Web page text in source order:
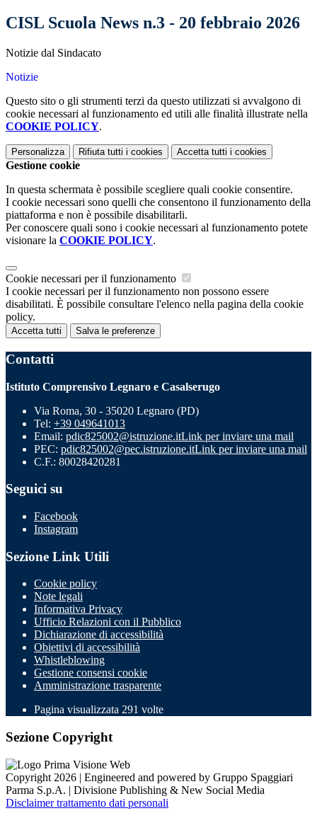
CISL Scuola News n.3 - 20 febbraio 2026
Notizie dal Sindacato
Notizie
Questo sito o gli strumenti terzi da questo utilizzati si avvalgono di
cookie necessari al funzionamento ed utili alle finalità illustrate nella
COOKIE POLICY.
Personalizza Rifiuta tutti i cookies Accetta tutti i cookies
Gestione cookie
In questa schermata è possibile scegliere quali cookie consentire.
I cookie necessari sono quelli che consentono il funzionamento della
piattaforma e non è possibile disabilitarli.
Per conoscere quali sono i cookie necessari al funzionamento potete
visionare la COOKIE POLICY.
Cookie necessari per il funzionamento
I cookie necessari per il funzionamento non possono essere
disabilitati. È possibile consultare l'elenco nella pagina della cookie
policy.
Accetta tutti Salva le preferenze
Contatti
Istituto Comprensivo Legnaro e Casalserugo
Via Roma, 30 - 35020 Legnaro (PD)
Tel: +39 049641013
Email: pdic825002@istruzione.itLink per inviare una mail
PEC: pdic825002@pec.istruzione.itLink per inviare una mail
C.F.: 80028420281
Seguici su
Facebook
Instagram
Sezione Link Utili
Cookie policy
Note legali
Informativa Privacy
Ufficio Relazioni con il Pubblico
Dichiarazione di accessibilità
Obiettivi di accessibilità
Whistleblowing
Gestione consensi cookie
Amministrazione trasparente
Pagina visualizzata 291 volte
Sezione Copyright
Copyright 2026 | Engineered and powered by Gruppo Spaggiari
Parma S.p.A. | Divisione Publishing & New Social Media
Disclaimer trattamento dati personali